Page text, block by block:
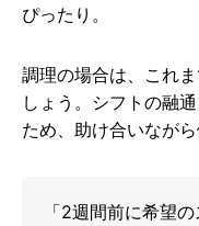
ぴったり。
調理の場合は、これ
しょう。シフトの融
ため、助け合いなが
「2週間前に希望